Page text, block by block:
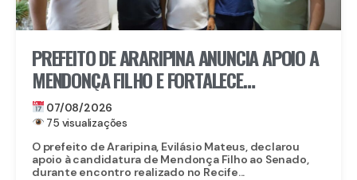
PREFEITO DE ARARIPINA ANUNCIA APOIO A
MENDONÇA FILHO E FORTALECE
CANDIDATURA NO SERTÃO
07/08/2026
75 visualizações
O prefeito de Araripina, Evilásio Mateus, declarou
apoio à candidatura de Mendonça Filho ao Senado,
durante encontro realizado no Recife...